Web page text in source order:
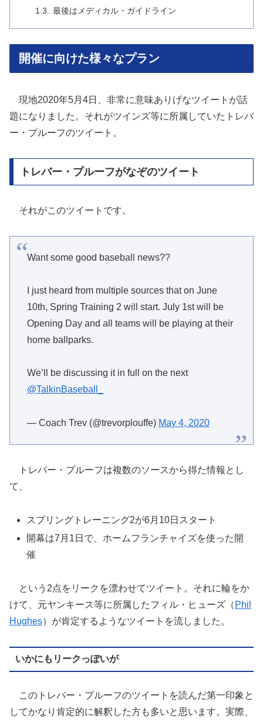
最後はメディカル・ガイドライン
開催に向けた様々なプラン
現地2020年5月4日、非常に意味ありげなツイートが話
題になりました。それがツインズ等に所属していたトレバ
ー・プルーフのツイート。
トレバー・プルーフがなぞのツイート
それがこのツイートです。
Want some good baseball news??
I just heard from multiple sources that on June
10th, Spring Training 2 will start. July 1st will be
Opening Day and all teams will be playing at their
home ballparks.
We’ll be discussing it in full on the next
@TalkinBaseball_
— Coach Trev (@trevorplouffe) May 4, 2020
トレバー・プルーフは複数のソースから得た情報とし
て、
スプリングトレーニング2が6月10日スタート
開幕は7月1日で、ホームフランチャイズを使った開
催
という2点をリークを漂わせてツイート。それに輪をか
けて、元ヤンキース等に所属したフィル・ヒューズ（ Phil
Hughes）が肯定するようなツイートを流しました。
いかにもリークっぽいが
このトレバー・プルーフのツイートを読んだ第一印象と
してかなり肯定的に解釈した方も多いと思います。実際、